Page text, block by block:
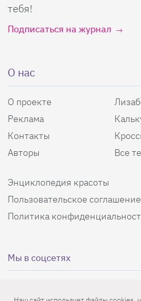
тебя!
Подписаться на журнал
О нас
О проекте
Реклама
Контакты
Авторы
Все
Энциклопедия красоты
Пользовательское соглашение
Политика
Мы в соцсетях